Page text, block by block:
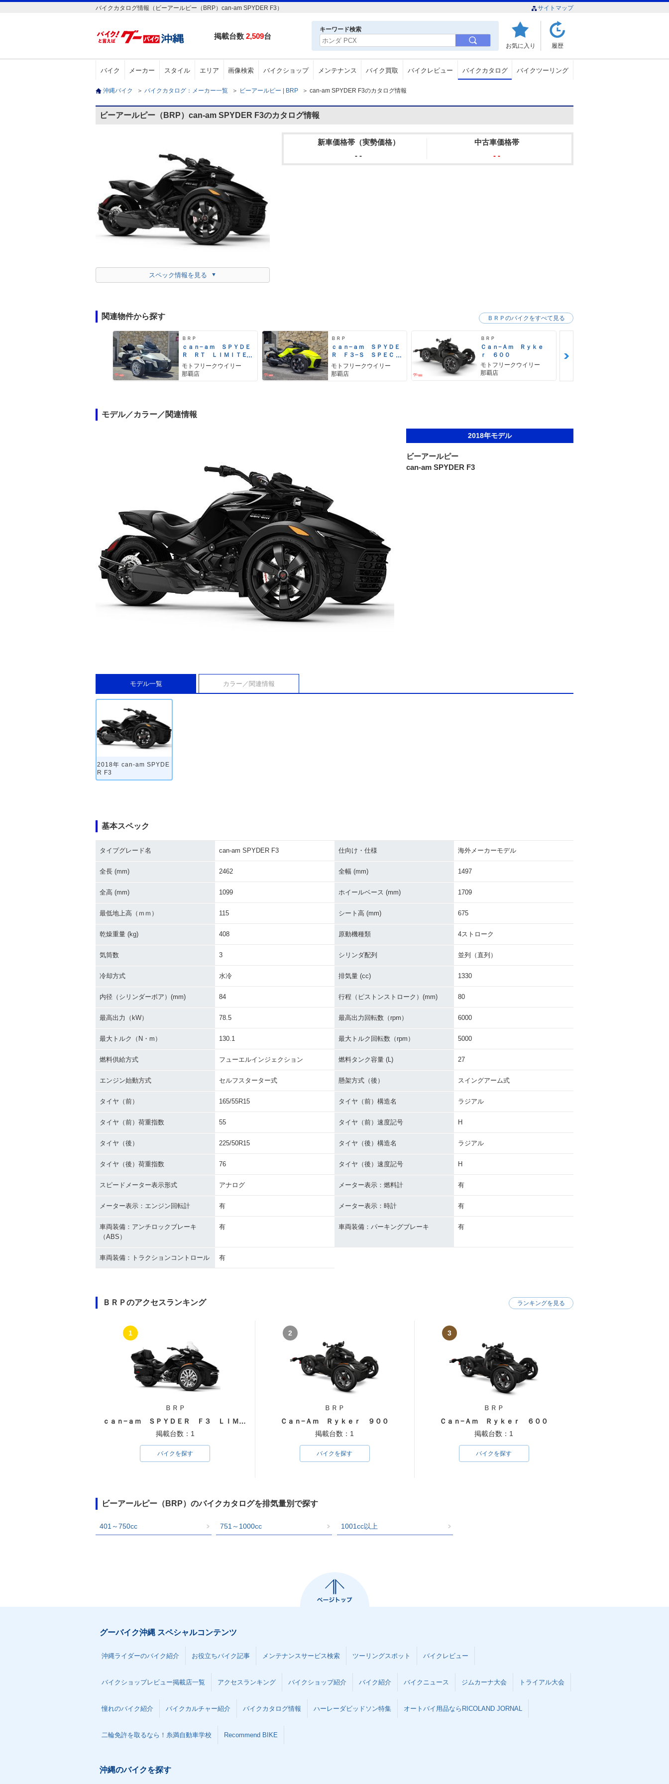
バイクカタログ情報（ビーアールピー（BRP）can-am SPYDER F3） サイトマップ
掲載台数 2,509台
キーワード検索
お気に入り 履歴
バイク メーカー スタイル エリア 画像検索 バイクショップ メンテナンス バイク買取 バイクレビュー バイクカタログ バイクツーリング
沖縄バイク ＞ バイクカタログ：メーカー一覧 ＞ ビーアールピー | BRP ＞ can-am SPYDER F3のカタログ情報
ビーアールピー（BRP）can-am SPYDER F3のカタログ情報
スペック情報を見る
新車価格帯（実勢価格）
- -
中古車価格帯
- -
関連物件から探す
ＢＲＰ
ｃａｎ−ａｍ ＳＰＹＤＥ
Ｒ ＲＴ ＬＩＭＩＴＥ
Ｄ
モトフリークウイリー
那覇店
ＢＲＰ
ｃａｎ−ａｍ ＳＰＹＤＥ
Ｒ Ｆ３−Ｓ ＳＰＥＣＩ
ＡＬ ＳＥＲＩＥＳ
モトフリークウイリー
那覇店
ＢＲＰ
Ｃａｎ−Ａｍ Ｒｙｋｅ
ｒ ６００
モトフリークウイリー
那覇店
ＢＲＰのバイクをすべて見る
モデル／カラー／関連情報
2018年モデル
ビーアールピー
can-am SPYDER F3
モデル一覧 カラー／関連情報
2018年 can-am SPYDE
R F3
基本スペック
タイプグレード名 can-am SPYDER F3 仕向け・仕様 海外メーカーモデル
全長 (mm) 2462 全幅 (mm) 1497
全高 (mm) 1099 ホイールベース (mm) 1709
最低地上高（ｍｍ） 115 シート高 (mm) 675
乾燥重量 (kg) 408 原動機種類 4ストローク
気筒数 3 シリンダ配列 並列（直列）
冷却方式 水冷 排気量 (cc) 1330
内径（シリンダーボア）(mm) 84 行程（ピストンストローク）(mm) 80
最高出力（kW） 78.5 最高出力回転数（rpm） 6000
最大トルク（N・m） 130.1 最大トルク回転数（rpm） 5000
燃料供給方式 フューエルインジェクション 燃料タンク容量 (L) 27
エンジン始動方式 セルフスターター式 懸架方式（後） スイングアーム式
タイヤ（前） 165/55R15 タイヤ（前）構造名 ラジアル
タイヤ（前）荷重指数 55 タイヤ（前）速度記号 H
タイヤ（後） 225/50R15 タイヤ（後）構造名 ラジアル
タイヤ（後）荷重指数 76 タイヤ（後）速度記号 H
スピードメーター表示形式 アナログ メーター表示：燃料計 有
メーター表示：エンジン回転計 有 メーター表示：時計 有
車両装備：アンチロックブレーキ
（ABS）
有 車両装備：パーキングブレーキ 有
車両装備：トラクションコントロール 有
ＢＲＰのアクセスランキング
1
ＢＲＰ
ｃａｎ−ａｍ ＳＰＹＤＥＲ Ｆ３ ＬＩＭＩＴＥＤ
掲載台数：1
バイクを探す
2
ＢＲＰ
Ｃａｎ−Ａｍ Ｒｙｋｅｒ ９００
掲載台数：1
バイクを探す
3
ＢＲＰ
Ｃａｎ−Ａｍ Ｒｙｋｅｒ ６００
掲載台数：1
バイクを探す
ランキングを見る
ビーアールピー（BRP）のバイクカタログを排気量別で探す
401～750cc 751～1000cc 1001cc以上
グーバイク沖縄 スペシャルコンテンツ
沖縄ライダーのバイク紹介 お役立ちバイク記事 メンテナンスサービス検索 ツーリングスポット バイクレビュー
バイクショップレビュー掲載店一覧 アクセスランキング バイクショップ紹介 バイク紹介 バイクニュース ジムカーナ大会 トライアル大会
憧れのバイク紹介 バイクカルチャー紹介 バイクカタログ情報 ハーレーダビッドソン特集 オートバイ用品ならRICOLAND JORNAL
二輪免許を取るなら！糸満自動車学校 Recommend BIKE
沖縄のバイクを探す